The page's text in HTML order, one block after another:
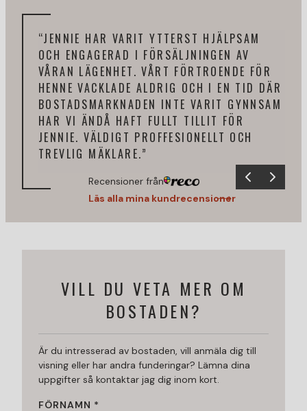
“JENNIE HAR VARIT YTTERST HJÄLPSAM
OCH ENGAGERAD I FÖRSÄLJNINGEN AV
VÅRAN LÄGENHET. VÅRT FÖRTROENDE FÖR
HENNE VACKLADE ALDRIG OCH I EN TID DÄR
BOSTADSMARKNADEN INTE VARIT GYNNSAM
HAR VI ÄNDÅ HAFT FULLT TILLIT FÖR
JENNIE. VÄLDIGT PROFFESIONELLT OCH
TREVLIG MÄKLARE.”
Recensioner från
Läs alla mina kundrecensioner
VILL DU VETA MER OM
BOSTADEN?
Är du intresserad av bostaden, vill anmäla dig till
visning eller har andra funderingar? Lämna dina
uppgifter så kontaktar jag dig inom kort.
FÖRNAMN *